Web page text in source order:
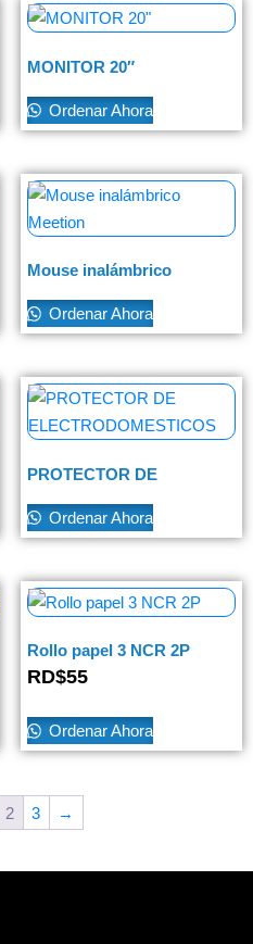
MONITOR 20″
Ordenar Ahora
Mouse inalámbrico
Ordenar Ahora
PROTECTOR DE
Ordenar Ahora
Rollo papel 3 NCR 2P
RD$55
Ordenar Ahora
2 3 →